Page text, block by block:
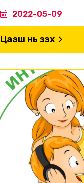
Спортын яамны
дарга Б.Баярсайхан
2022-05-09
Цааш нь үзэх